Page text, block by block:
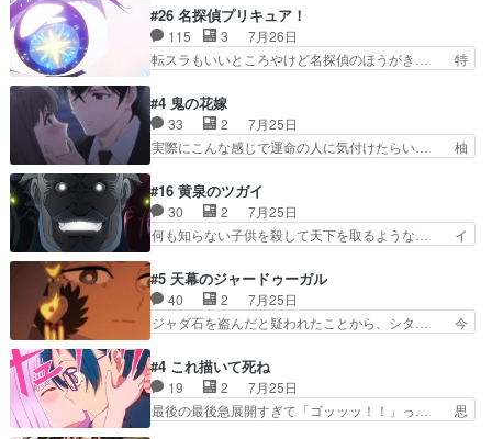
目的を忘れてますますヤング… でも央太と親しく
するのは嫌。世話を拒んで… ゴメス（カエル）外
で散歩させてたのか(*…
や、これ素晴らしいコメディアニメだな。… 水着
回なのにビキニじゃない！これは時代背… 今回は
推しの吾野伊万里ちゃん担当回。これ… 伊万里さ
んの手品回であり水着回ね。瑞佳ち… 売り上げが
タ教育のせいで瑞佳がヒモカス… 伊万里ちゃんの
人前での苦手意識を抱えなが… 第４話をｄアニメ
ストアで視聴しました。視…
#26 名探偵プリキュア！
115 3
7月26日
転スラもいいところやけど名探偵のほうがき… 特
なはプリキュア仲間には自分が未来から… の活
躍、敵を圧倒ってのはおおよその流れだ… キュア
エクレール初変身＆初戦闘。プリキュ… キュアエ
クレールは強いが力を制御できない… キュアエク
ッコロで始まってちょっ… バカおもろいやん
www実質まどマギやんけ… しかも実質的にエク
レールが倒したビルであ…
#4 鬼の花嫁
33 2
7月25日
実際にこんな感じで運命の人に気付けたらい… 柚
の花嫁は一見すると甘い夢、理想の天国… 玲夜さ
んのご両親の登場ですこの世に数多い… 玲夜のお
父さんが石田彰だったことに驚きを… 主人公自分
の立場わかって無さすぎやしまた… ヨミツガと
子にも優しいし可愛いしこの… ユキノさんから玲
夜の父親の話で、そのイメ… あやかしの頂点に立
つ鬼龍院家の現当主が息…
#16 黄泉のツガイ
30 2
7月25日
何も知らない子供を殺して天下を取るような… イ
いバトル回の最後に、予想外の引きシン… これっ
て作者が描きたいのは"ユルの物語"… デラさんの
秘密がちょっとわかった回、正直… 左さんと刀持
ちさんが対決♪あとどこぞのじ… 何処も彼処も言
く動いていてずっと胸が熱… 同時視聴｜
DaemonsRealm｜リア… これまで騙していた東
村を捨てて新郷家に来…
#5 天幕のジャードゥーガル
40 2
7月25日
ジャダ石を盗んだと疑われたことから、シタ… 今
ぶややこしいことになってたオープニン… テンポ
も良いし毎話良いところで引くから全… 盟友ドレ
ゲネ后との出会い。次週のドレゲネ… さて、登場
人物多いけどついていけるのか私… 今回は遂にド
#4 これ描いて死ね
19 2
7月25日
最後の最後急展開すぎて「ゴッッッ！！」っ… 思